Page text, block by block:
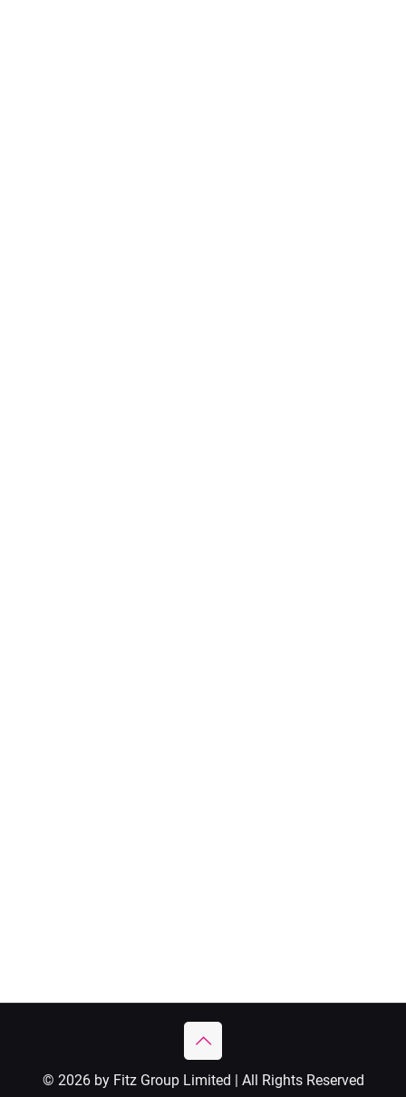
© 2026 by Fitz Group Limited | All Rights Reserved